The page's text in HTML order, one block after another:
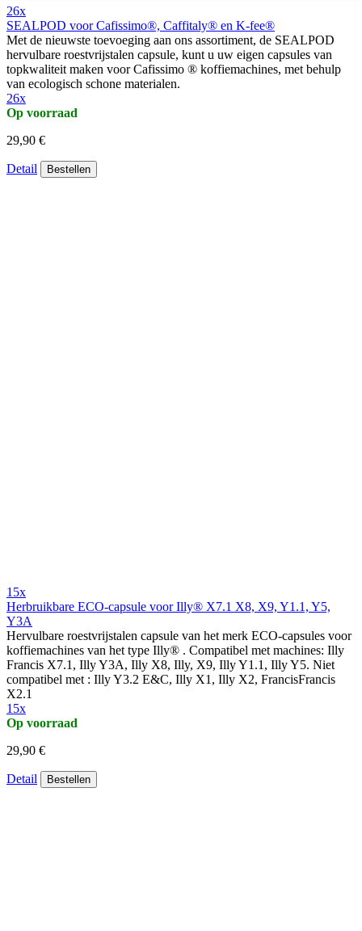
26x
SEALPOD voor Cafissimo®, Caffitaly® en K-fee®
Met de nieuwste toevoeging aan ons assortiment, de SEALPOD
hervulbare roestvrijstalen capsule, kunt u uw eigen capsules van
topkwaliteit maken voor Cafissimo ® koffiemachines, met behulp
van ecologisch schone materialen.
26x
Op voorraad
29,90 €
Detail Bestellen
15x
Herbruikbare ECO-capsule voor Illy® X7.1 X8, X9, Y1.1, Y5,
Y3A
Hervulbare roestvrijstalen capsule van het merk ECO-capsules voor
koffiemachines van het type Illy® . Compatibel met machines: Illy
Francis X7.1, Illy Y3A, Illy X8, Illy, X9, Illy Y1.1, Illy Y5. Niet
compatibel met : Illy Y3.2 E&C, Illy X1, Illy X2, FrancisFrancis
X2.1
15x
Op voorraad
29,90 €
Detail Bestellen